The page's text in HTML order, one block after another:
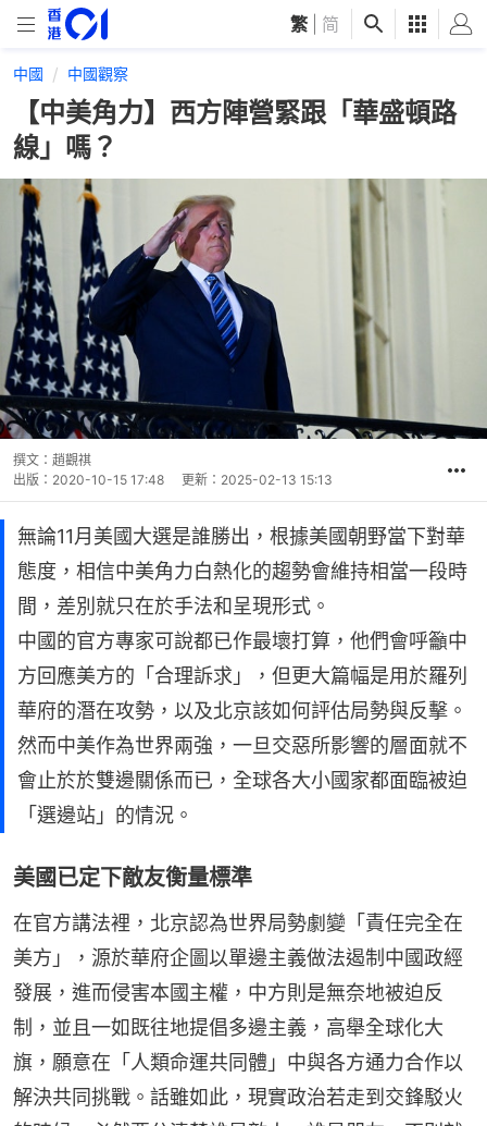
繁 简
中國 中國觀察
【中美角力】西方陣營緊跟「華盛頓路
線」嗎？
撰文： 趙觀祺
出版： 2020-10-15 17:48 更新： 2025-02-13 15:13
無論11月美國大選是誰勝出，根據美國朝野當下對華
態度，相信中美角力白熱化的趨勢會維持相當一段時
間，差別就只在於手法和呈現形式。
中國的官方專家可說都已作最壞打算，他們會呼籲中
方回應美方的「合理訴求」，但更大篇幅是用於羅列
華府的潛在攻勢，以及北京該如何評估局勢與反擊。
然而中美作為世界兩強，一旦交惡所影響的層面就不
會止於於雙邊關係而已，全球各大小國家都面臨被迫
「選邊站」的情況。
美國已定下敵友衡量標準
在官方講法裡，北京認為世界局勢劇變「責任完全在
美方」，源於華府企圖以單邊主義做法遏制中國政經
發展，進而侵害本國主權，中方則是無奈地被迫反
制，並且一如既往地提倡多邊主義，高舉全球化大
旗，願意在「人類命運共同體」中與各方通力合作以
解決共同挑戰。話雖如此，現實政治若走到交鋒駁火